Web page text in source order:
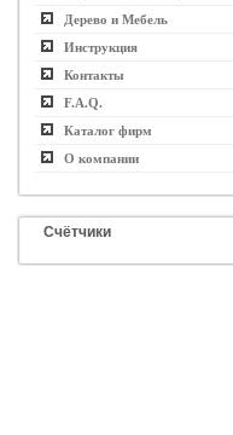
Дерево и Мебель
Инструкция
Контакты
F.A.Q.
Каталог фирм
О компании
Счётчики